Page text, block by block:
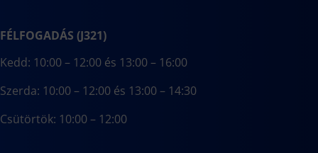
FÉLFOGADÁS (J321)
Kedd: 10:00 – 12:00 és 13:00 – 16:00
Szerda: 10:00 – 12:00 és 13:00 – 14:30
Csütörtök: 10:00 – 12:00